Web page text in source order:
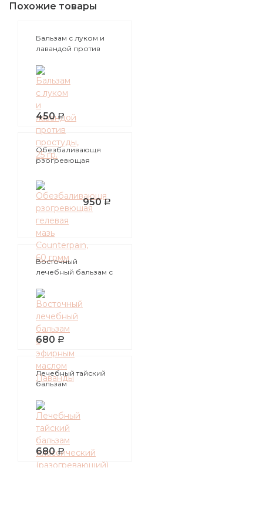
Похожие товары
450
Бальзам с луком и
лавандой против
950
Обезбаливающя
рзогревющая
Counterpain, 60 грмм
680
Восточный
лечебный бальзам с
Лаванды
680
Лечебный тайский
бальзам
(разогревающий)
Phutawan